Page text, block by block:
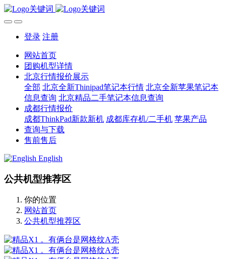
登录 注册
网站首页
团购机型详情
北京行情报价展示
全部 北京全新Thinipad笔记本行情 北京全新苹果笔记本
信息查询 北京精品二手笔记本信息查询
成都行情报价
成都ThinkPad新款新机 成都库存机/二手机 苹果产品
查询与下载
售前售后
English
公共机型推荐区
你的位置
网站首页
公共机型推荐区